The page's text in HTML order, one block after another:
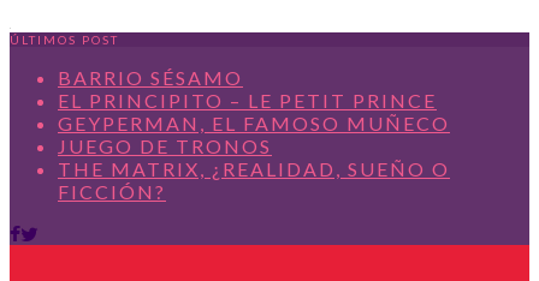
ÚLTIMOS POST
BARRIO SÉSAMO
EL PRINCIPITO – LE PETIT PRINCE
GEYPERMAN, EL FAMOSO MUÑECO
JUEGO DE TRONOS
THE MATRIX, ¿REALIDAD, SUEÑO O
FICCIÓN?